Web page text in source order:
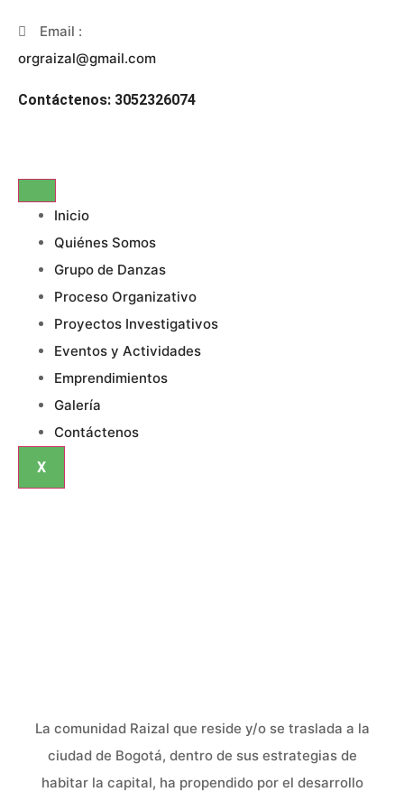
Email :
orgraizal@gmail.com
Contáctenos: 3052326074
Inicio
Quiénes Somos
Grupo de Danzas
Proceso Organizativo
Proyectos Investigativos
Eventos y Actividades
Emprendimientos
Galería
Contáctenos
X
La comunidad Raizal que reside y/o se traslada a la
ciudad de Bogotá, dentro de sus estrategias de
habitar la capital, ha propendido por el desarrollo